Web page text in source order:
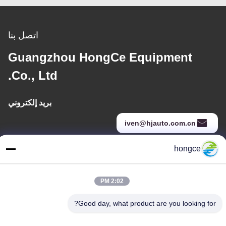
اتصل بنا
Guangzhou HongCe Equipment
Co., Ltd.
بريد إلكتروني
iven@hjauto.com.cn
عنواننا
hongce
2:02 PM
Good day, what product are you looking for?